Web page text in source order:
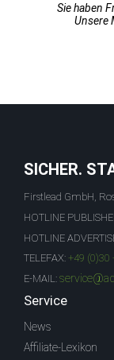
Sie haben
Unsere
SICHER.
Firstlead GmbH,
HOTLINE
HOTLINE
TELEFAX: +49 (0)30
E-MAIL:
Service
News
Affiliate-Lexikon